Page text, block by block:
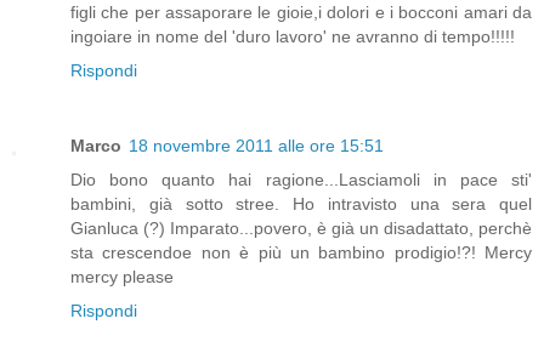
figli che per assaporare le gioie,i dolori e i bocconi amari da
ingoiare in nome del 'duro lavoro' ne avranno di tempo!!!!!
Rispondi
Marco 18 novembre 2011 alle ore 15:51
Dio bono quanto hai ragione...Lasciamoli in pace sti'
bambini, già sotto stree. Ho intravisto una sera quel
Gianluca (?) Imparato...povero, è già un disadattato, perchè
sta crescendoe non è più un bambino prodigio!?! Mercy
mercy please
Rispondi